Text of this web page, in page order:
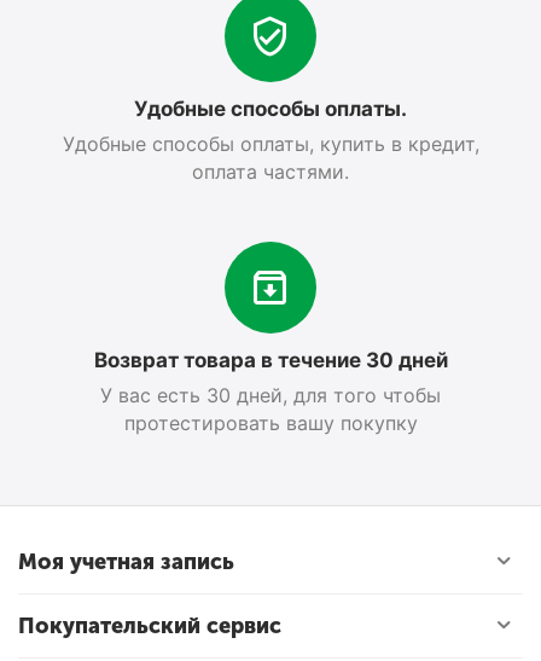
Удобные способы оплаты.
Удобные способы оплаты, купить в кредит,
оплата частями.
Возврат товара в течение 30 дней
У вас есть 30 дней, для того чтобы
протестировать вашу покупку
Моя учетная запись
Покупательский сервис